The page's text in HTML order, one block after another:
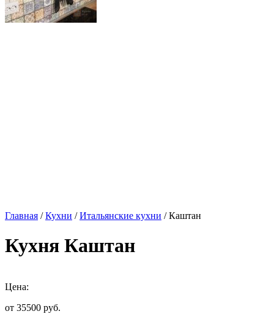
Главная /Кухни /Итальянские кухни / Каштан
Кухня Каштан
Цена:
от 35500 руб.